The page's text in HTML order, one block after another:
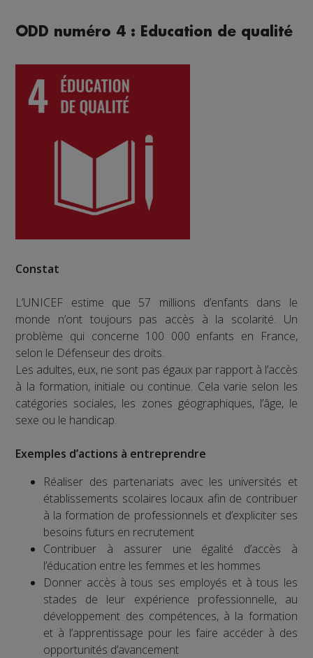
ODD numéro 4 : Education de qualité
Constat
L’UNICEF estime que 57 millions d’enfants dans le
monde n’ont toujours pas accès à la scolarité. Un
problème qui concerne 100 000 enfants en France,
selon le Défenseur des droits.
Les adultes, eux, ne sont pas égaux par rapport à l’accès
à la formation, initiale ou continue. Cela varie selon les
catégories sociales, les zones géographiques, l’âge, le
sexe ou le handicap.
Exemples d’actions à entreprendre
Réaliser des partenariats avec les universités et
établissements scolaires locaux afin de contribuer
à la formation de professionnels et d’expliciter ses
besoins futurs en recrutement
Contribuer à assurer une égalité d’accès à
l’éducation entre les femmes et les hommes
Donner accès à tous ses employés et à tous les
stades de leur expérience professionnelle, au
développement des compétences, à la formation
et à l’apprentissage pour les faire accéder à des
opportunités d’avancement